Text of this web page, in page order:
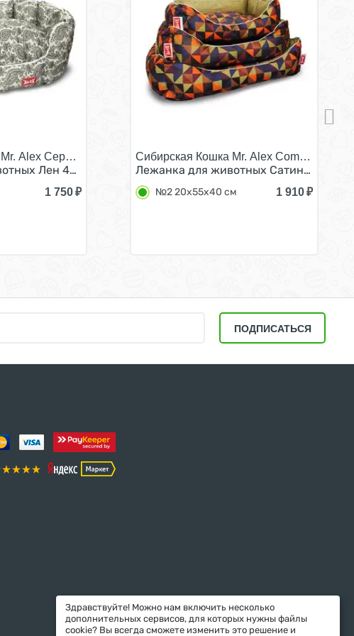
Alex Серия В №2/
Лен 49х36х22 см
1 750₽
Сибирская Кошка Mr. Alex Comfort №1/
Лежанка для животных Сатин
№2 20х55х40 см 1 910₽
ПОДПИСАТЬСЯ
Здравствуйте! Можно нам включить несколько
дополнительных сервисов, для которых нужны файлы
cookie? Вы всегда сможете изменить это решение и